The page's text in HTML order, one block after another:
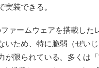
実装できる。
ァームウェアを搭載した
いため、特に脆弱（ぜい
が限られている。多くは